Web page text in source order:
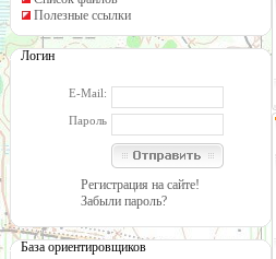
Полезные ссылки
Логин
E-Mail:
Пароль
Регистрация на сайте!
Забыли пароль?
База ориентировщиков